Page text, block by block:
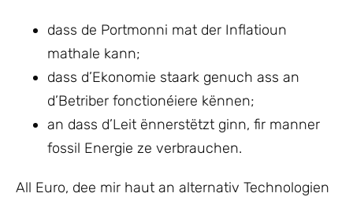
dass de Portmonni mat der Inflatioun
mathale kann;
dass d’Ekonomie staark genuch ass an
d’Betriber fonctionéiere kënnen;
an dass d’Leit ënnerstëtzt ginn, fir manner
fossil Energie ze verbrauchen.
All Euro, dee mir haut an alternativ Technologien